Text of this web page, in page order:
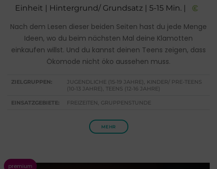
Einheit | Hintergrund/ Grundsatz | 5-15 Min. |
Nach dem Lesen dieser beiden Seiten hast du jede Menge
Ideen, wo du beim nächsten Mal deine Klamotten
einkaufen willst. Und du kannst deinen Teens zeigen, dass
Ökomode nicht öko aussehen muss.
ZIELGRUPPEN:
JUGENDLICHE (15-19 JAHRE), KINDER/ PRE-TEENS
(10-13 JAHRE), TEENS (12-16 JAHRE)
EINSATZGEBIETE: FREIZEITEN, GRUPPENSTUNDE
MEHR